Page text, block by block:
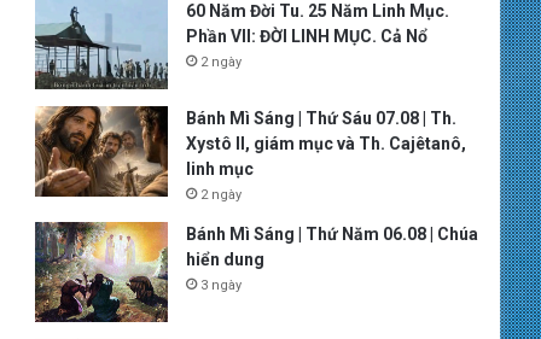
60 Năm Đời Tu. 25 Năm Linh Mục.
Phần VII: ĐỜI LINH MỤC. Cả Nổ
2 ngày
Bánh Mì Sáng | Thứ Sáu 07.08 | Th.
Xystô II, giám mục và Th. Cajêtanô,
linh mục
2 ngày
Bánh Mì Sáng | Thứ Năm 06.08 | Chúa
hiển dung
3 ngày